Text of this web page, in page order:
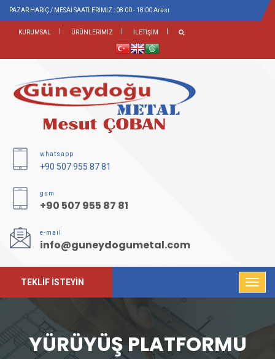
PAZAR HARİÇ / MESAİ SAATLERİMİZ : 08:00 - 18:00 Arası
KURUMSAL ÜRÜNLERİMİZ İLETİŞİM
whatsapp
+90 507 955 87 81
gsm
+90 507 955 87 81
e-mail
info@guneydogumetal.com
TEKLİF İSTEYİN
YÜRÜYÜŞ PLATFORMU